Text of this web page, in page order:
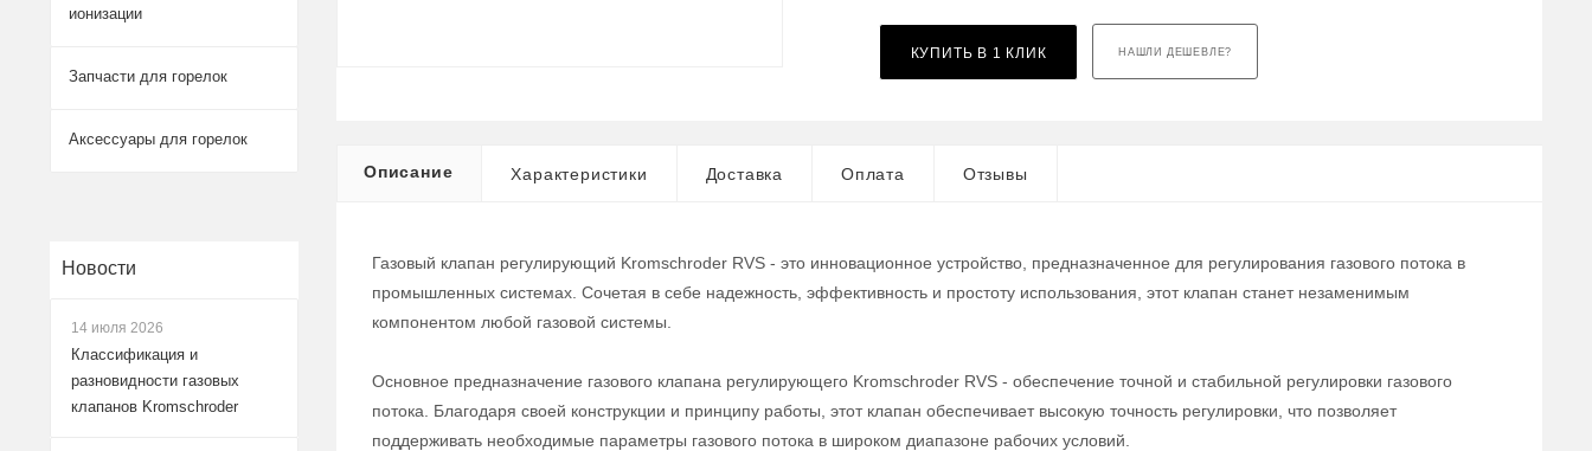
КУПИТЬ В 1 КЛИК НАШЛИ ДЕШЕВЛЕ?
Описание Характеристики Доставка Оплата Отзывы
Газовый клапан регулирующий Kromschroder RVS - это инновационное устройство, предназначенное для регулирования газового потока в
промышленных системах. Сочетая в себе надежность, эффективность и простоту использования, этот клапан станет незаменимым
компонентом любой газовой системы.
Основное предназначение газового клапана регулирующего Kromschroder RVS - обеспечение точной и стабильной регулировки газового
потока. Благодаря своей конструкции и принципу работы, этот клапан обеспечивает высокую точность регулировки, что позволяет
поддерживать необходимые параметры газового потока в широком диапазоне рабочих условий.
ионизации
Запчасти для горелок
Аксессуары для горелок
Новости
14 июля 2026
Классификация и
разновидности газовых
клапанов Kromschroder